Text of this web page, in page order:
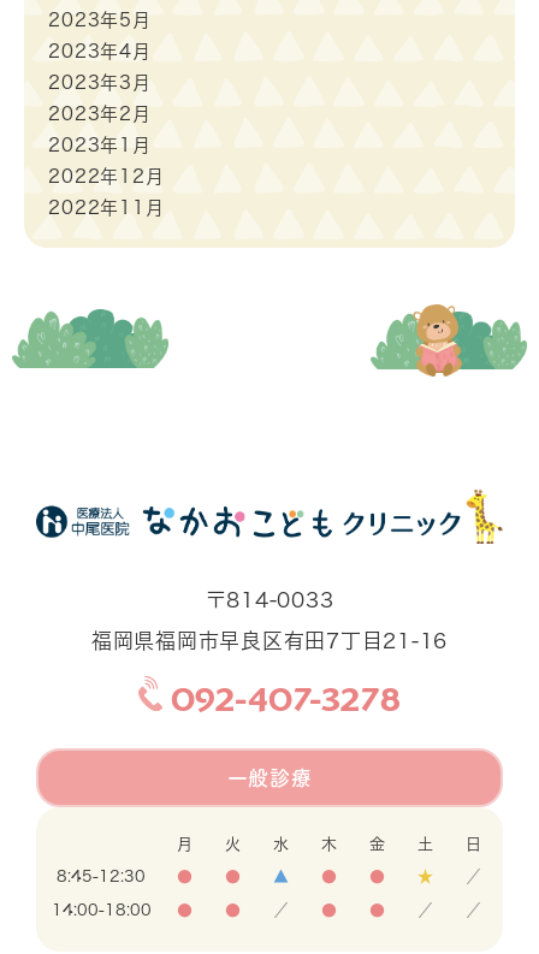
2023年5月
2023年4月
2023年3月
2023年2月
2023年1月
2022年12月
2022年11月
〒814-0033
福岡県福岡市早良区有田7丁目21-16
092-407-3278
一般診療
月 火 水 木 金 土 日
8:45-12:30 ● ● ▲ ● ● ★ ／
14:00-18:00 ● ● ／ ● ● ／ ／